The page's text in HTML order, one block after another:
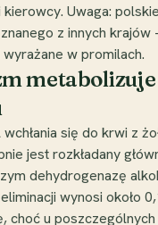
Uwaga:
z innych krajów
w promilach.
się do krwi z
jest rozkładany
dehydrogenazę
wynosi około
choć u